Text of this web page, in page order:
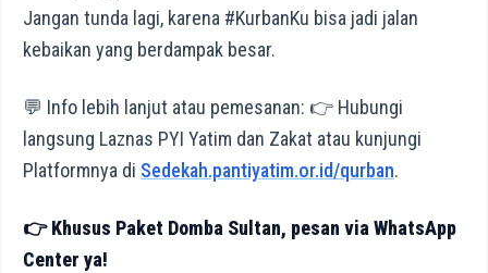
Jangan tunda lagi, karena #KurbanKu bisa jadi jalan
kebaikan yang berdampak besar.
💬 Info lebih lanjut atau pemesanan: 👉 Hubungi
langsung Laznas PYI Yatim dan Zakat atau kunjungi
Platformnya di Sedekah.pantiyatim.or.id/qurban.
👉 Khusus Paket Domba Sultan, pesan via WhatsApp
Center ya!